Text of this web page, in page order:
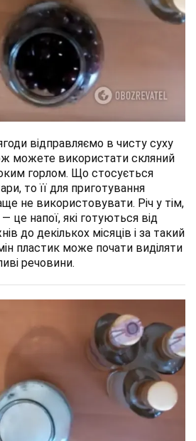
відправляємо в чисту суху
можете використати скляний
горлом. Що стосується
то її для приготування
не використовувати. Річ у тім,
це напої, які готуються від
до декількох місяців і за такий
пластик може почати виділяти
речовини.